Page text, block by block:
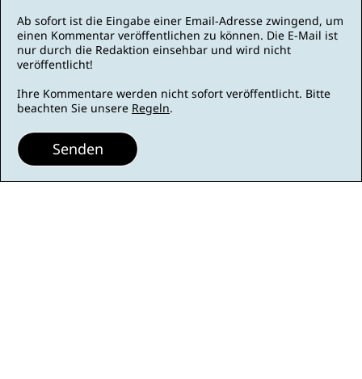
Ab sofort ist die Eingabe einer Email-Adresse zwingend, um
einen Kommentar veröffentlichen zu können. Die E-Mail ist
nur durch die Redaktion einsehbar und wird nicht
veröffentlicht!
Ihre Kommentare werden nicht sofort veröffentlicht. Bitte
beachten Sie unsere Regeln.
Senden